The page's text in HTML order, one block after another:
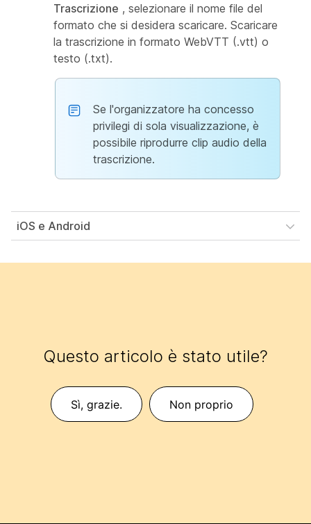
Trascrizione , selezionare il nome file del
formato che si desidera scaricare. Scaricare
la trascrizione in formato WebVTT (.vtt) o
testo (.txt).
Se l'organizzatore ha concesso
privilegi di sola visualizzazione, è
possibile riprodurre clip audio della
trascrizione.
iOS e Android
Questo articolo è stato utile?
Sì, grazie. Non proprio